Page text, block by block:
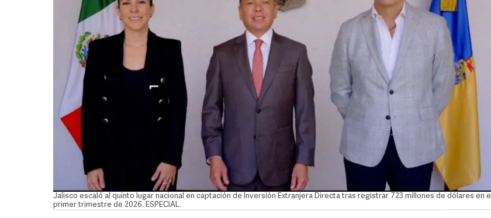
Jalisco escaló al quinto lugar nacional en captación de Inversión Extranjera Directa tras registrar 723 millones de dólares en el
primer trimestre de 2026. ESPECIAL.